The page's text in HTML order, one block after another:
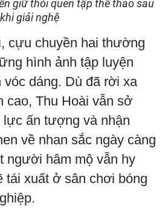
giữ thói quen tập thể thao sau
khi giải nghệ
cựu chuyền hai thường
hình ảnh tập luyện
dáng. Dù đã rời xa
cao, Thu Hoài vẫn sở
lực ấn tượng và nhận
về nhan sắc ngày càng
người hâm mộ vẫn hy
tái xuất ở sân chơi bóng